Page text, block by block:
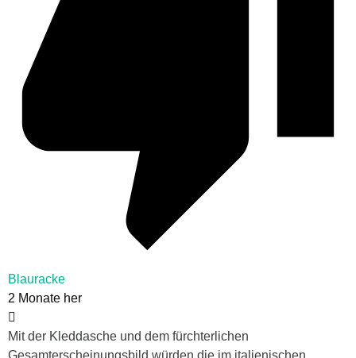
Blauracke
2 Monate her
Mit der Kleddasche und dem fürchterlichen